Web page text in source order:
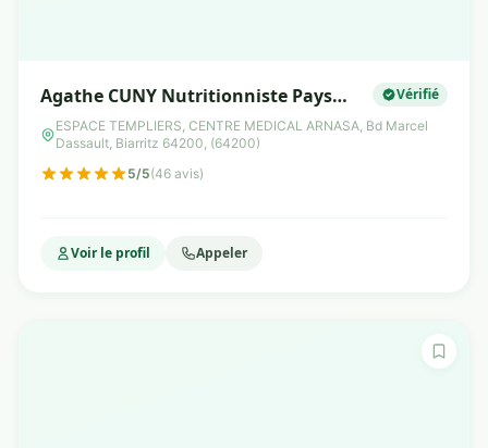
Agathe CUNY Nutritionniste Pays
Basque
Vérifié
ESPACE TEMPLIERS, CENTRE MEDICAL ARNASA, Bd Marcel
Dassault, Biarritz 64200, (64200)
5/5(46 avis)
Voir le profil Appeler